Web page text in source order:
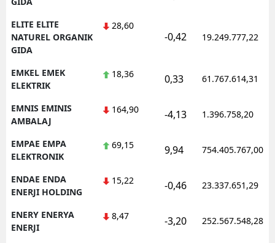
ELITE ELITE
NATUREL ORGANIK
GIDA
28,60
-0,42 19.249.777,22
EMKEL EMEK
ELEKTRIK
18,36 0,33 61.767.614,31
EMNIS EMINIS
AMBALAJ
164,90 -4,13 1.396.758,20
EMPAE EMPA
ELEKTRONIK
69,15 9,94 754.405.767,00
ENDAE ENDA
ENERJI HOLDING
15,22 -0,46 23.337.651,29
ENERY ENERYA
ENERJI
8,47 -3,20 252.567.548,28